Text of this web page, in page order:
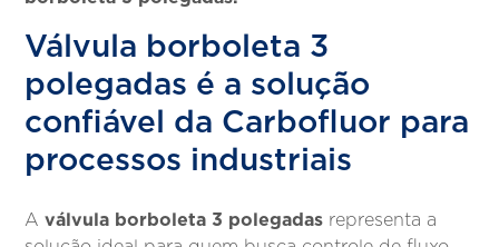
Válvula borboleta 3
polegadas é a solução
confiável da Carbofluor para
processos industriais
Aválvula borboleta 3 polegadas representa a